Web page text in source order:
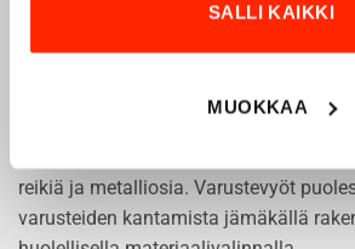
SALLI KAIKKI
MUOKKAA
tuotteella
valinnat
tuotteen
sivulla.
Vyöt ja varustevyöt kovaan
tilanteisiin. Mallistossa on tarjolla sekä
reikiä ja metalliosia. Varustevyöt
varusteiden kantamista jämäkällä